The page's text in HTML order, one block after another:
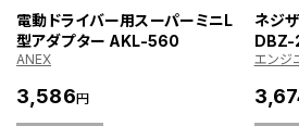
電動ドライバー用スーパーミニL
型アダプター AKL-560
ANEX
3,586円
ネジ
DBZ-
エンジ